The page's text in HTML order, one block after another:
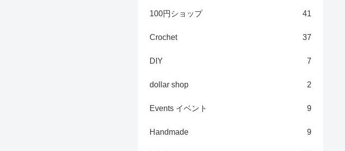
100円ショップ 41
Crochet 37
DIY 7
dollar shop 2
Events イベント 9
Handmade 9